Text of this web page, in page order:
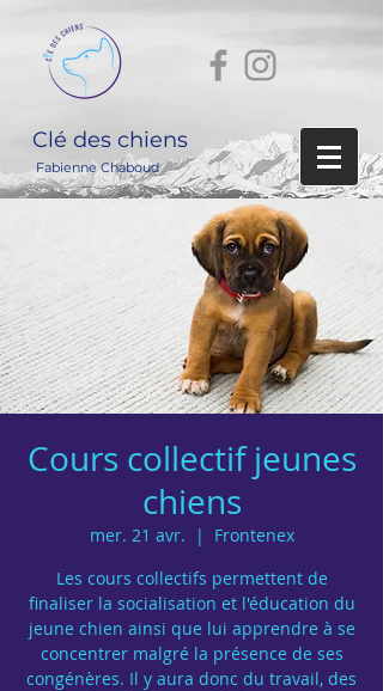
Clé des chiens
Fabienne Chaboud
Cours collectif jeunes
chiens
mer. 21 avr.
  |
Frontenex
Les cours collectifs permettent de
finaliser la socialisation et l'éducation du
jeune chien ainsi que lui apprendre à se
concentrer malgré la présence de ses
congénères. Il y aura donc du travail, des